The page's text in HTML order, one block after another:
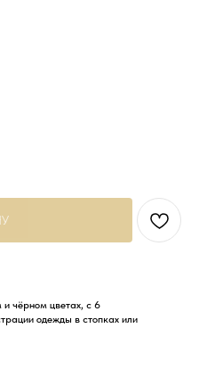
чёрном цветах, с 6
одежды в стопках или